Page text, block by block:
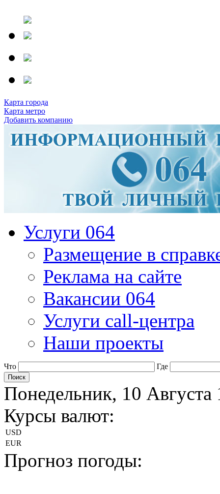
Карта города
Карта метро
Добавить компанию
Услуги 064
Размещение в
Реклама на сайте
Вакансии 064
Услуги call-центра
Наши проекты
Что Где
Понедельник, 10 Августа
Курсы валют:
USD
EUR
Прогноз погоды: